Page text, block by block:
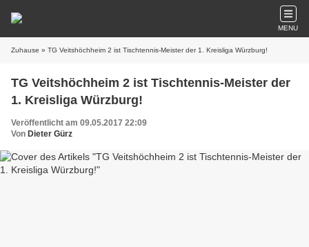
MENU
Zuhause » TG Veitshöchheim 2 ist Tischtennis-Meister der 1. Kreisliga Würzburg!
TG Veitshöchheim 2 ist Tischtennis-Meister der
1. Kreisliga Würzburg!
Veröffentlicht am 09.05.2017 22:09
Von Dieter Gürz